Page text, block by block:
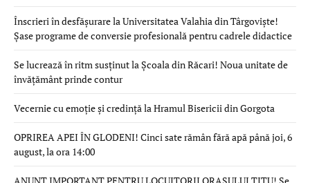
Înscrieri în desfășurare la Universitatea Valahia din Târgoviște!
Șase programe de conversie profesională pentru cadrele didactice
Se lucrează în ritm susținut la Școala din Răcari! Noua unitate de
învățământ prinde contur
Vecernie cu emoție și credință la Hramul Bisericii din Gorgota
OPRIREA APEI ÎN GLODENI! Cinci sate rămân fără apă până joi, 6
august, la ora 14:00